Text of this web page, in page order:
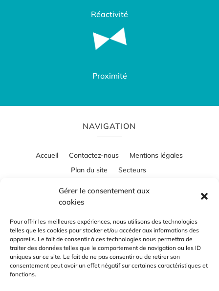
Gérer le consentement aux
cookies
Pour offrir les meilleures expériences, nous utilisons des technologies
telles que les cookies pour stocker et/ou accéder aux informations des
appareils. Le fait de consentir à ces technologies nous permettra de
traiter des données telles que le comportement de navigation ou les ID
uniques sur ce site. Le fait de ne pas consentir ou de retirer son
consentement peut avoir un effet négatif sur certaines caractéristiques et
fonctions.
Réactivité
Proximité
NAVIGATION
Accueil Contactez-nous
Mentions légales
Plan du site
Secteurs